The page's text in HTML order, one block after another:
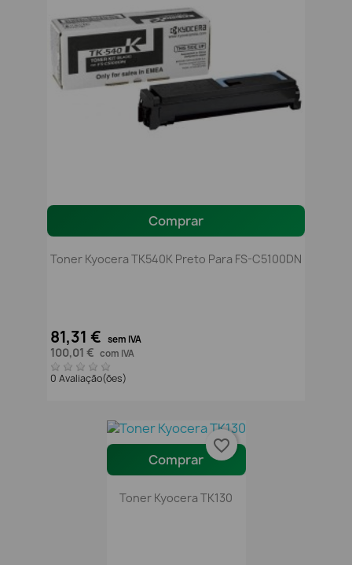
Comprar
Toner Kyocera TK540K Preto Para FS-C5100DN
81,31 € sem IVA
100,01 € com IVA
0 Avaliação(ões)
Comprar
Toner Kyocera TK130
favorite_border